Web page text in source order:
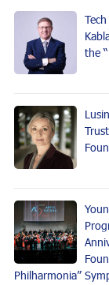
the
Philharmonia”